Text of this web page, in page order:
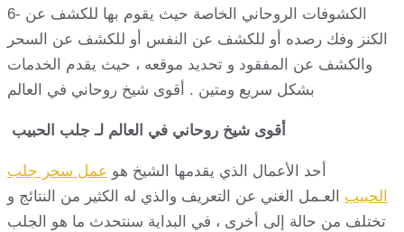
6- الكشوفات الروحاني الخاصة حيث يقوم بها للكشف عن
الكنز وفك رصده أو للكشف عن النفس أو للكشف عن السحر
والكشف عن المفقود و تحديد موقعه ، حيث يقدم الخدمات
بشكل سريع ومتين . أقوى شيخ روحاني في العالم
أقوى شيخ روحاني في العالم لـ جلب الحبيب
أحد الأعمال الذي يقدمها الشيخ هو عمل سحر جلب
الحبيب العـمل الغني عن التعريف والذي له الكثير من النتائج و
تختلف من حالة إلى أخرى ، في البداية سنتحدث ما هو الجلب